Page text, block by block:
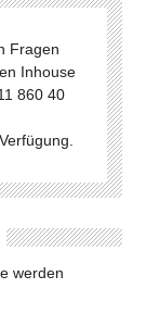
Fragen
Inhouse
860 40
werden